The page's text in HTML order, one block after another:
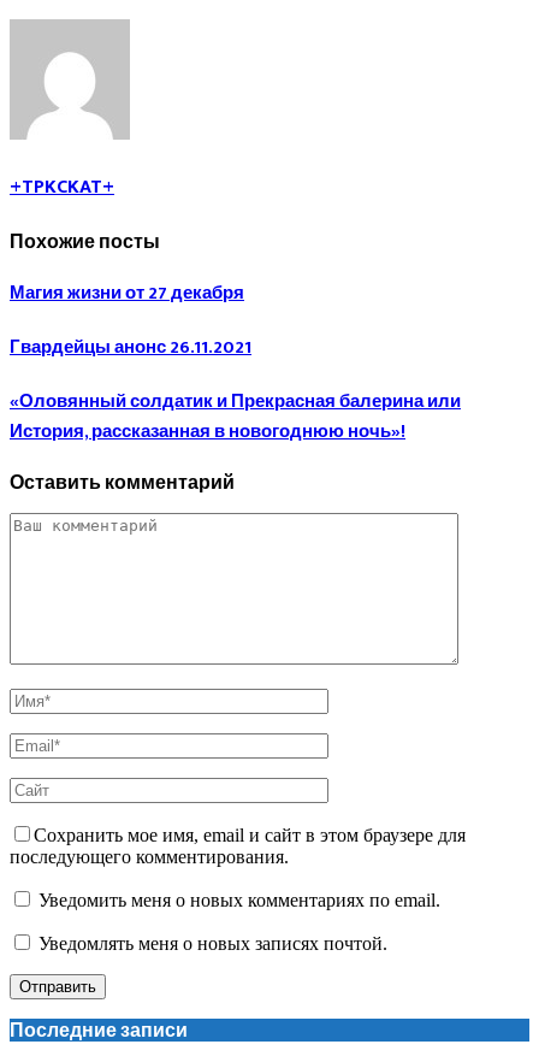
+TPKCKAT+
Похожие посты
Магия жизни от 27 декабря
Гвардейцы анонс 26.11.2021
«Оловянный солдатик и Прекрасная балерина или
История, рассказанная в новогоднюю ночь»!
Оставить комментарий
Сохранить мое имя, email и сайт в этом браузере для
последующего комментирования.
Уведомить меня о новых комментариях по email.
Уведомлять меня о новых записях почтой.
Последние записи